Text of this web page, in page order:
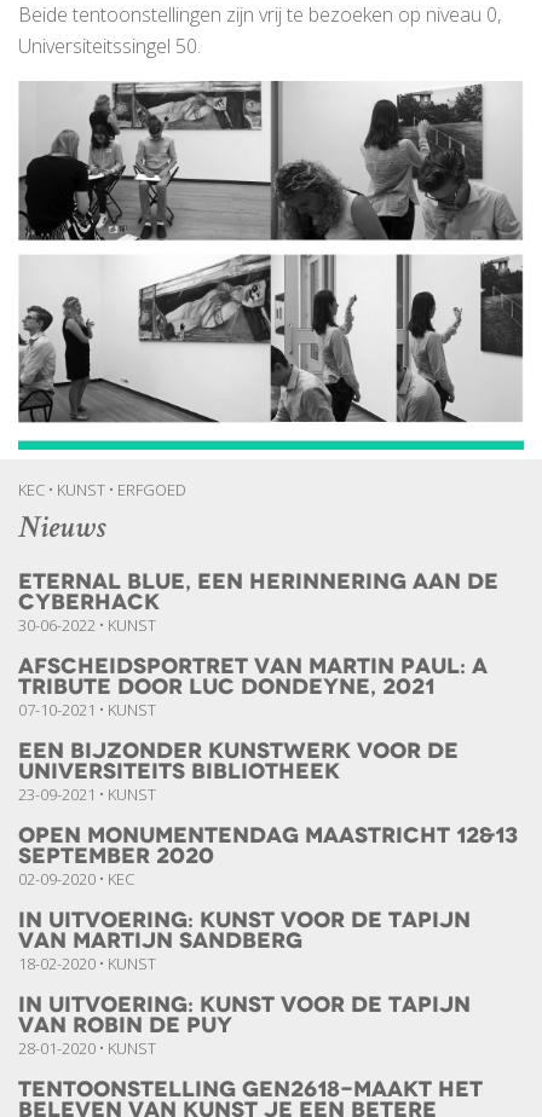
Beide tentoonstellingen zijn vrij te bezoeken op niveau 0,
Universiteitssingel 50.
KEC • KUNST • ERFGOED
Nieuws
Eternal Blue, een herinnering aan de
cyberhack
30-06-2022 • KUNST
Afscheidsportret van Martin Paul: A
Tribute door Luc Dondeyne, 2021
07-10-2021 • KUNST
een bijzonder kunstwerk voor de
universiteits bibliotheek
23-09-2021 • KUNST
Open Monumentendag Maastricht 12&13
september 2020
02-09-2020 • KEC
In uitvoering: kunst voor de Tapijn
van Martijn Sandberg
18-02-2020 • KUNST
In uitvoering: Kunst voor de Tapijn
van Robin de Puy
28-01-2020 • KUNST
Tentoonstelling GEN2618-Maakt het
beleven van Kunst je een betere